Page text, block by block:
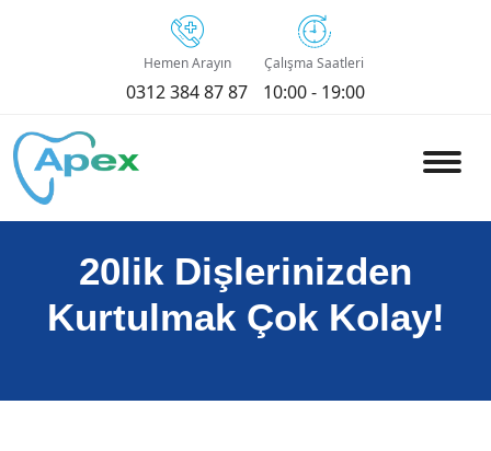
Hemen Arayın
0312 384 87 87
Çalışma Saatleri
10:00 - 19:00
20lik Dişlerinizden
Kurtulmak Çok Kolay!